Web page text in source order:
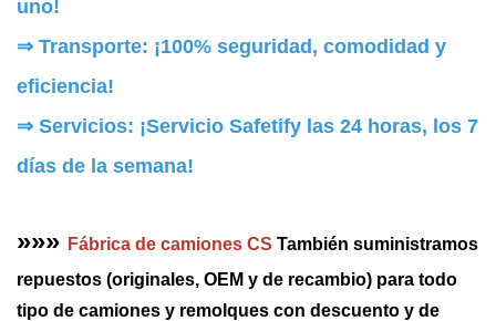
uno!
⇒ Transporte: ¡100% seguridad, comodidad y
eficiencia!
⇒ Servicios: ¡Servicio Safetify las 24 horas, los 7
días de la semana!
»»» Fábrica de camiones CS También suministramos
repuestos (originales, OEM y de recambio) para todo
tipo de camiones y remolques con descuento y de